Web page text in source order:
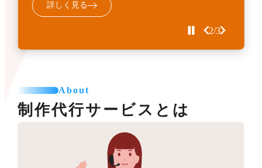
詳しく見る
詳しく見る
詳しく見る
2/3
About
制作代行サービスとは